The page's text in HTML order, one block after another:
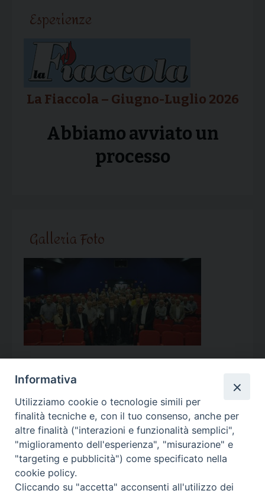
Esperienze
La Fiaccola – Giugno-Luglio 2026
Abbiamo avviato un
processo
Galleria Foto
Calendario Appuntamenti
<< Ago 2026 >>
l m m g v s
d
27
28
Informativa
Utilizziamo cookie o tecnologie simili per
finalità tecniche e, con il tuo consenso, anche per
altre finalità ("interazioni e funzionalità semplici",
"miglioramento dell'esperienza", "misurazione" e
"targeting e pubblicità") come specificato nella
cookie policy.
Cliccando su "accetta" acconsenti all'utilizzo dei